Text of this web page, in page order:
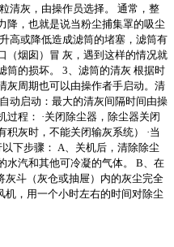
清灰，由操作员选择。 通常，整
降，也就是说当粉尘捕集罩的吸尘
高或降低造成滤筒的堵塞，滤筒有
（烟囱）冒 灰，遇到这样的情况就
筒的损坏。 3、滤筒的清灰 根据时
灰周期也可以由操作者手启动。清
动启动：最大的清灰间隔时间由操
过程： ·关闭除尘器，除尘器关闭
积灰时，不能关闭输灰系统） ·当
下步骤： A、关机后，清除除尘
水汽和其他可冷凝的气体。 B、在
灰斗（灰仓或抽屉）内的灰尘完全
机，用一个小时左右的时间对除尘